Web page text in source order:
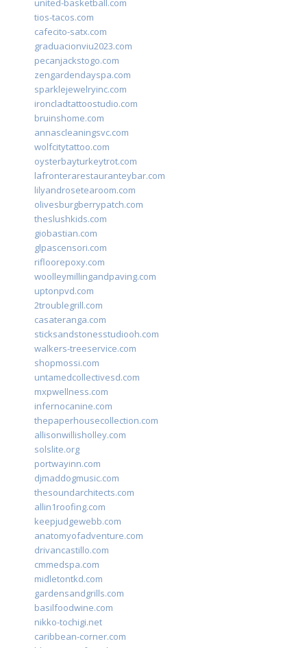
united-basketball.com
tios-tacos.com
cafecito-satx.com
graduacionviu2023.com
pecanjackstogo.com
zengardendayspa.com
sparklejewelryinc.com
ironcladtattoostudio.com
bruinshome.com
annascleaningsvc.com
wolfcitytattoo.com
oysterbayturkeytrot.com
lafronterarestauranteybar.com
lilyandrosetearoom.com
olivesburgberrypatch.com
theslushkids.com
giobastian.com
glpascensori.com
rifloorepoxy.com
woolleymillingandpaving.com
uptonpvd.com
2troublegrill.com
casateranga.com
sticksandstonesstudiooh.com
walkers-treeservice.com
shopmossi.com
untamedcollectivesd.com
mxpwellness.com
infernocanine.com
thepaperhousecollection.com
allisonwillisholley.com
solslite.org
portwayinn.com
djmaddogmusic.com
thesoundarchitects.com
allin1roofing.com
keepjudgewebb.com
anatomyofadventure.com
drivancastillo.com
cmmedspa.com
midletontkd.com
gardensandgrills.com
basilfoodwine.com
nikko-tochigi.net
caribbean-corner.com